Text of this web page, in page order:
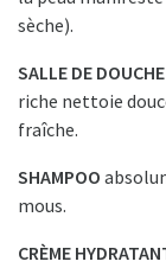
sèche).
SALLE DE DOUCHE
riche nettoie
fraîche.
SHAMPOO
mous.
CRÈME